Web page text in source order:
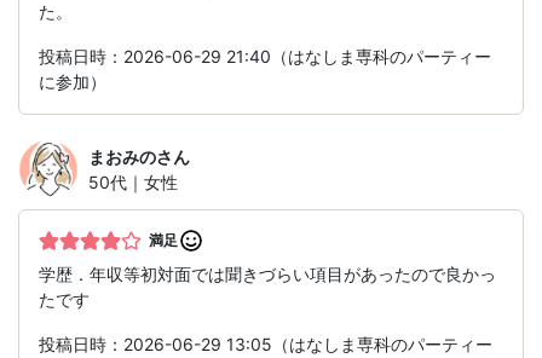
た。
投稿日時：2026-06-29 21:40（はなしま専科のパーティー
に参加）
まおみのさん
50代｜女性
満足
学歴．年収等初対面では聞きづらい項目があったので良かっ
たです
投稿日時：2026-06-29 13:05（はなしま専科のパーティー